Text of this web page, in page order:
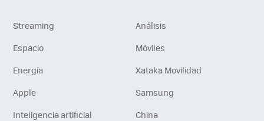
Streaming
Análisis
Espacio
Móviles
Energía
Xataka Movilidad
Apple
Samsung
Inteligencia artificial
China